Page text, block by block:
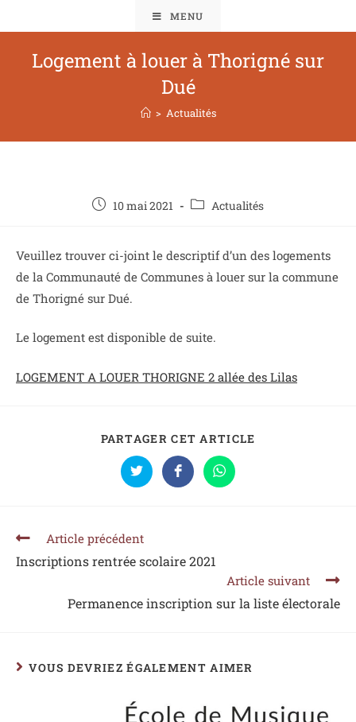
MENU
Logement à louer à Thorigné sur
Dué
> Actualités
10 mai 2021 Actualités
Veuillez trouver ci-joint le descriptif d’un des logements
de la Communauté de Communes à louer sur la commune
de Thorigné sur Dué.
Le logement est disponible de suite.
LOGEMENT A LOUER THORIGNE 2 allée des Lilas
PARTAGER CET ARTICLE
Article précédent
Inscriptions rentrée scolaire 2021
Article suivant
Permanence inscription sur la liste électorale
VOUS DEVRIEZ ÉGALEMENT AIMER